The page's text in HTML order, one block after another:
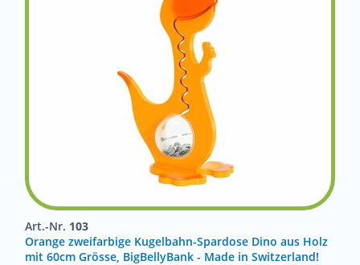
Art.-Nr. 103
Orange zweifarbige Kugelbahn-Spardose Dino aus Holz
mit 60cm Grösse, BigBellyBank - Made in Switzerland!